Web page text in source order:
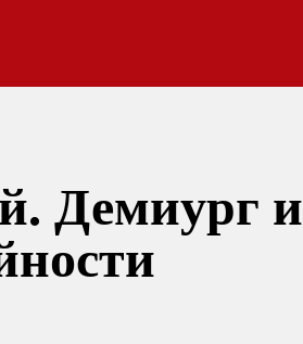
Демиург и